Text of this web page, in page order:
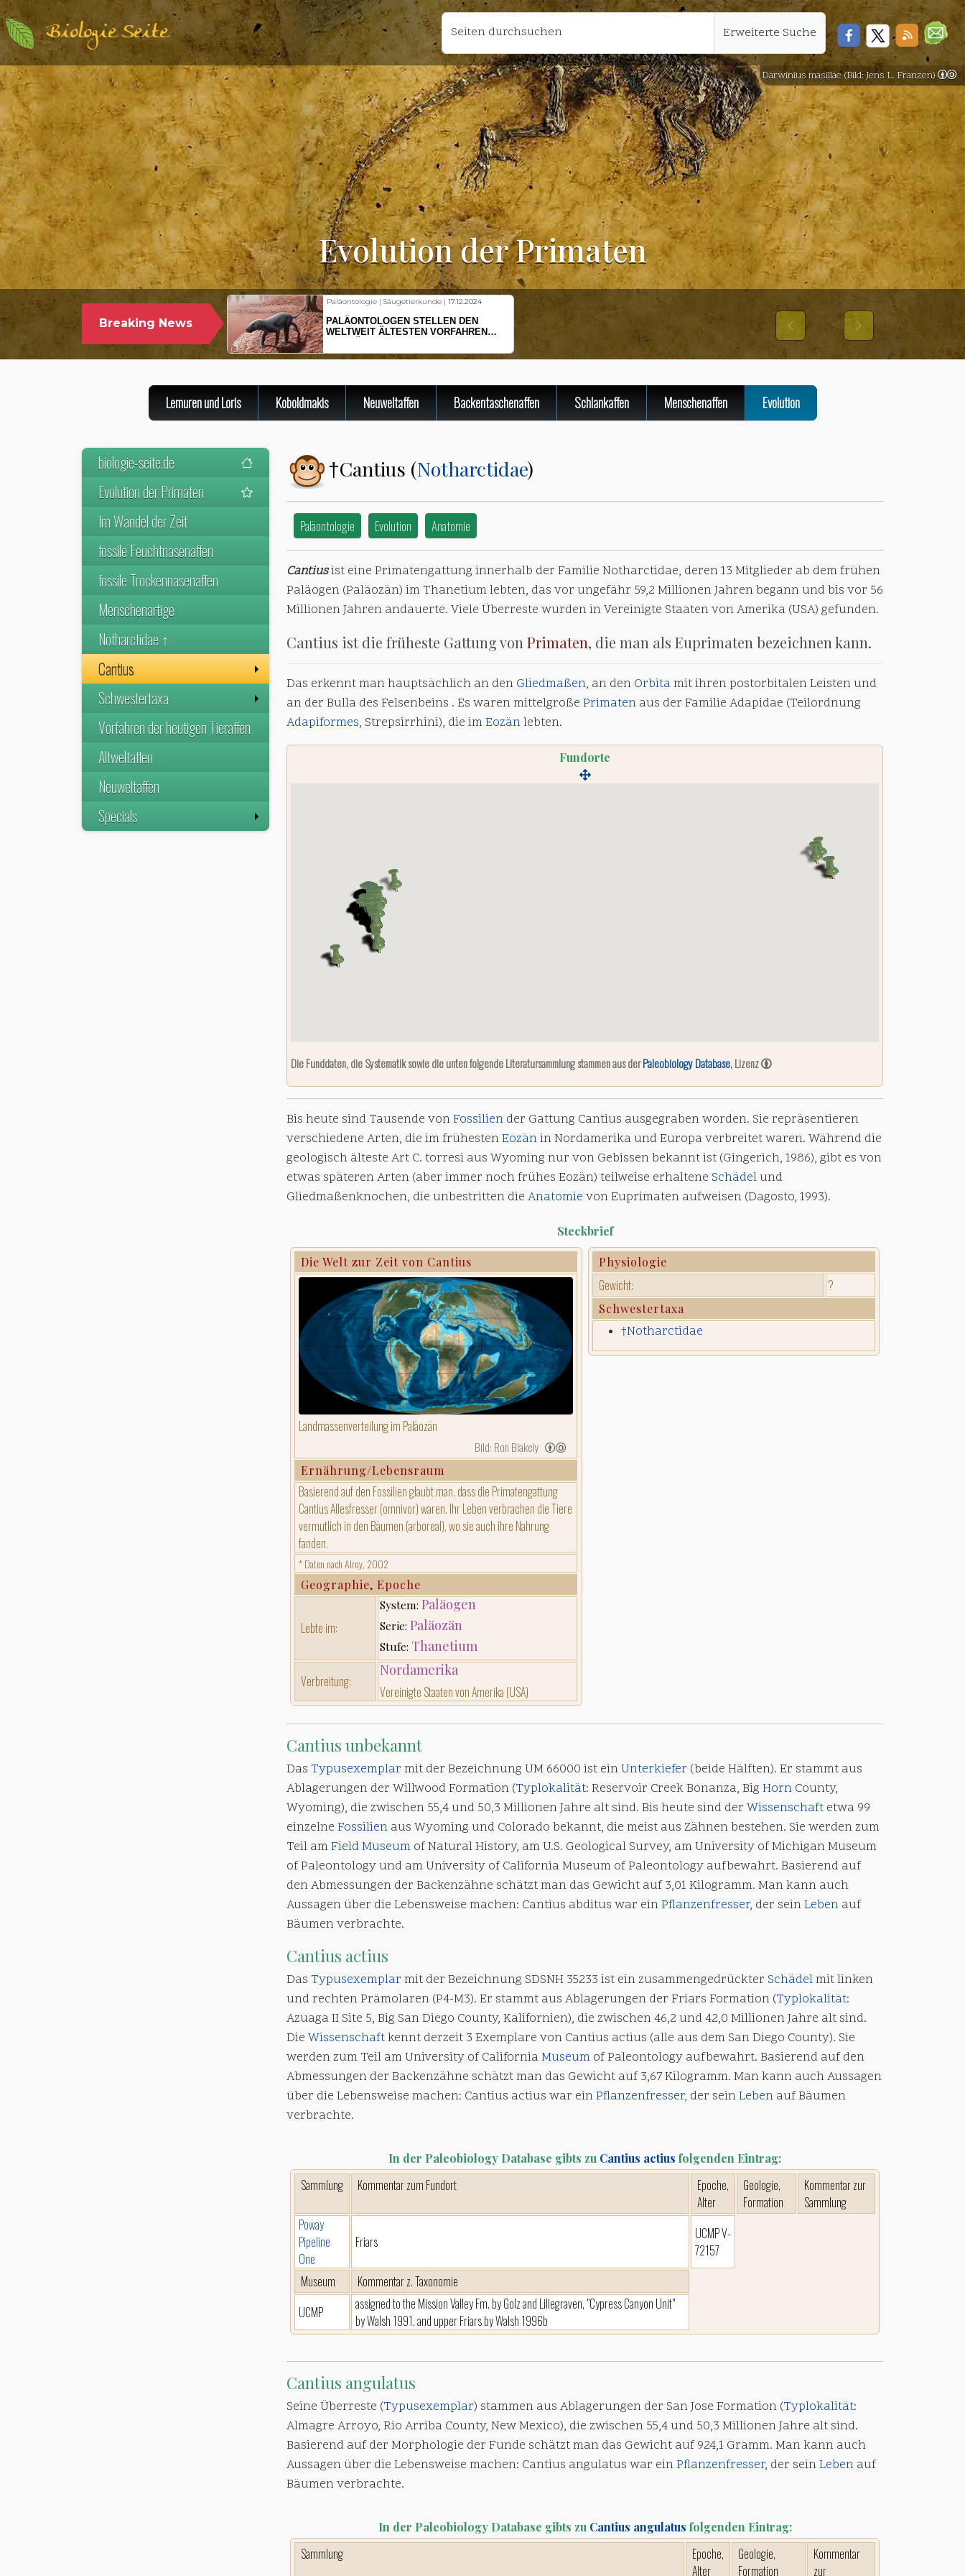
Biologie Seite Seiten durchsuchen Erweiterte Suche
Evolution der Primaten
Breaking News
Fischkunde | Klimawandel |18.11.2024
KLIMAWANDEL SETZT
HERINGSLARVEN UNTER STRESS
Paläontologie | Säugetierkunde |17.12.2024
PALÄONTOLOGEN STELLEN DEN
WELTWEIT ÄLTESTEN VORFAHREN
DER SÄUGETIERE VOR
Previous Next
Darwinius masillae (Bild: Jens L. Franzen)
Lemuren und Loris Koboldmakis Neuweltaffen Backentaschenaffen Schlankaffen Menschenaffen Evolution
biologie-seite.de
Evolution der Primaten
Im Wandel der Zeit
fossile Feuchtnasenaffen
fossile Trockennasenaffen
Menschenartige
Notharctidae ↑
Cantius
Schwestertaxa
Vorfahren der heutigen Tieraffen
Altweltaffen
Neuweltaffen
Specials
†Cantius (Notharctidae)
Paläontologie Evolution Anatomie
Cantiusist eine Primatengattung innerhalb der Familie Notharctidae, deren 13 Mitglieder ab dem frühen
Paläogen (Paläozän) im Thanetium lebten, das vor ungefähr 59,2 Millionen Jahren begann und bis vor 56
Millionen Jahren andauerte. Viele Überreste wurden in Vereinigte Staaten von Amerika (USA) gefunden.
Cantius ist die früheste Gattung von Primaten, die man als Euprimaten bezeichnen kann.
Das erkennt man hauptsächlich an den Gliedmaßen, an den Orbitamit ihren postorbitalen Leisten und
an der Bulla des Felsenbeins . Es waren mittelgroße Primaten aus der Familie Adapidae (Teilordnung
Adapiformes, Strepsirrhini), die imEozänlebten.
Fundorte
Die Funddaten, die Systematik sowie die unten folgende Literatursammlung stammen aus derPaleobiology Database, Lizenz
Bis heute sind Tausende vonFossilien der Gattung Cantius ausgegraben worden. Sie repräsentieren
verschiedene Arten, die im frühestenEozänin Nordamerika und Europa verbreitet waren. Während die
geologisch älteste Art C. torresi aus Wyoming nur von Gebissen bekannt ist (Gingerich, 1986), gibt es von
etwas späteren Arten (aber immer noch frühes Eozän) teilweise erhaltene Schädelund
Gliedmaßenknochen, die unbestritten die Anatomie von Euprimaten aufweisen (Dagosto, 1993).
Steckbrief
Die Welt zur Zeit von Cantius
Landmassenverteilung im Paläozän
Bild: Ron Blakely
Ernährung/Lebensraum
Basierend auf den Fossilien glaubt man, dass die Primatengattung
Cantius Allesfresser (omnivor) waren. Ihr Leben verbrachen die Tiere
vermutlich in den Bäumen (arboreal), wo sie auch ihre Nahrung
fanden.
* Daten nach Alroy, 2002
Geographie, Epoche
Lebte im:
System: Paläogen
Serie: Paläozän
Stufe: Thanetium
Verbreitung:
Nordamerika
Vereinigte Staaten von Amerika (USA)
Physiologie
Gewicht: ?
Schwestertaxa
†Notharctidae
Cantius unbekannt
Das Typusexemplar mit der Bezeichnung UM 66000 ist einUnterkiefer (beide Hälften). Er stammt aus
Ablagerungen der Willwood Formation (Typlokalität: Reservoir Creek Bonanza, Big Horn County,
Wyoming), die zwischen 55,4 und 50,3 Millionen Jahre alt sind. Bis heute sind der Wissenschaft etwa 99
einzelne Fossilien aus Wyoming und Colorado bekannt, die meist aus Zähnen bestehen. Sie werden zum
Teil amFieldMuseum of Natural History, am U.S. Geological Survey, am University of Michigan Museum
of Paleontology und am University of California Museum of Paleontology aufbewahrt. Basierend auf
den Abmessungen der Backenzähne schätzt man das Gewicht auf 3,01 Kilogramm. Man kann auch
Aussagen über die Lebensweise machen: Cantius abditus war einPflanzenfresser, der seinLeben auf
Bäumen verbrachte.
Cantius actius
Das Typusexemplar mit der Bezeichnung SDSNH 35233 ist ein zusammengedrückter Schädelmit linken
und rechten Prämolaren (P4-M3). Er stammt aus Ablagerungen der Friars Formation (Typlokalität:
Azuaga II Site 5, Big San Diego County, Kalifornien), die zwischen 46,2 und 42,0 Millionen Jahre alt sind.
Die Wissenschaftkennt derzeit 3 Exemplare von Cantius actius (alle aus dem San Diego County). Sie
werden zum Teil am University of CaliforniaMuseum of Paleontology aufbewahrt. Basierend auf den
Abmessungen der Backenzähne schätzt man das Gewicht auf 3,67 Kilogramm. Man kann auch Aussagen
über die Lebensweise machen: Cantius actius war einPflanzenfresser, der seinLeben auf Bäumen
verbrachte.
In der Paleobiology Database gibts zu Cantius actius folgenden Eintrag:
Sammlung Kommentar zum Fundort
Epoche,
Alter
Geologie,
Formation
Kommentar zur
Sammlung
Poway
Pipeline
One
Friars
UCMP V-
72157
Museum
Kommentar z. Taxonomie
UCMP
assigned to the Mission Valley Fm. by Golz and Lillegraven, "Cypress Canyon Unit"
by Walsh 1991, and upper Friars by Walsh 1996b
Cantius angulatus
Seine Überreste (Typusexemplar) stammen aus Ablagerungen der San Jose Formation (Typlokalität:
Almagre Arroyo, Rio Arriba County, New Mexico), die zwischen 55,4 und 50,3 Millionen Jahre alt sind.
Basierend auf der Morphologie der Funde schätzt man das Gewicht auf 924,1 Gramm. Man kann auch
Aussagen über die Lebensweise machen: Cantius angulatus war einPflanzenfresser, der seinLeben auf
Bäumen verbrachte.
In der Paleobiology Database gibts zu Cantius angulatus folgenden Eintrag:
Sammlung
Epoche,
Alter
Geologie,
Formation
Kommentar
zur